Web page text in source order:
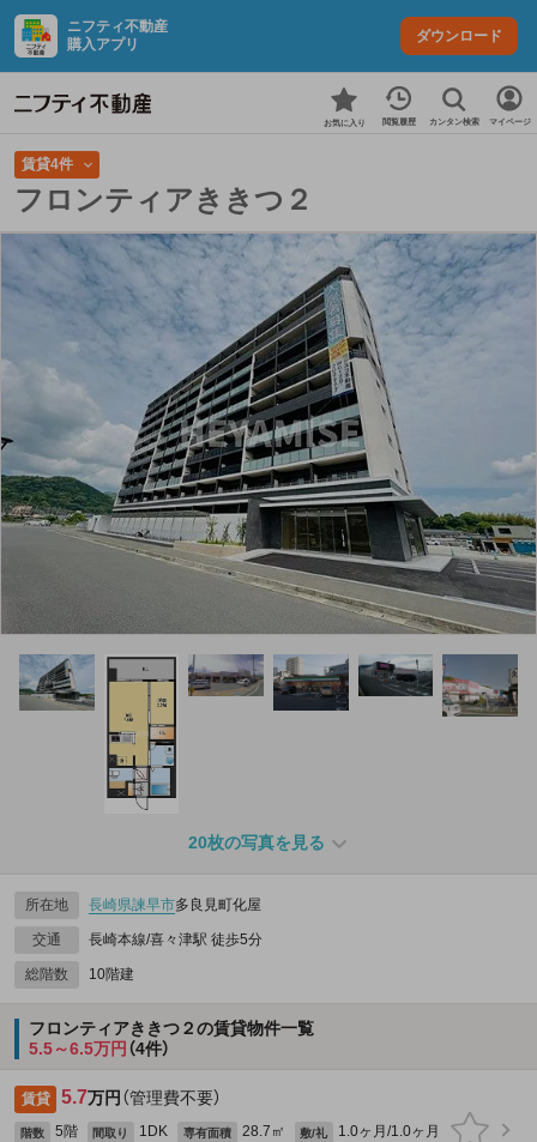
ニフティ不動産
購入アプリ
ダウンロード
お気に入り 閲覧履歴 カンタン検索 マイページ
賃貸4件
フロンティアききつ２
20枚の写真を見る
所在地 長崎県諫早市多良見町化屋
交通 長崎本線/喜々津駅 徒歩5分
総階数 10階建
フロンティアききつ２の賃貸物件一覧
5.5～6.5万円 （4件）
賃貸 5.7万円 （管理費不要）
階数 5階 間取り 1DK 専有面積 28.7㎡ 敷/礼
1.0ヶ月/1.0ヶ月